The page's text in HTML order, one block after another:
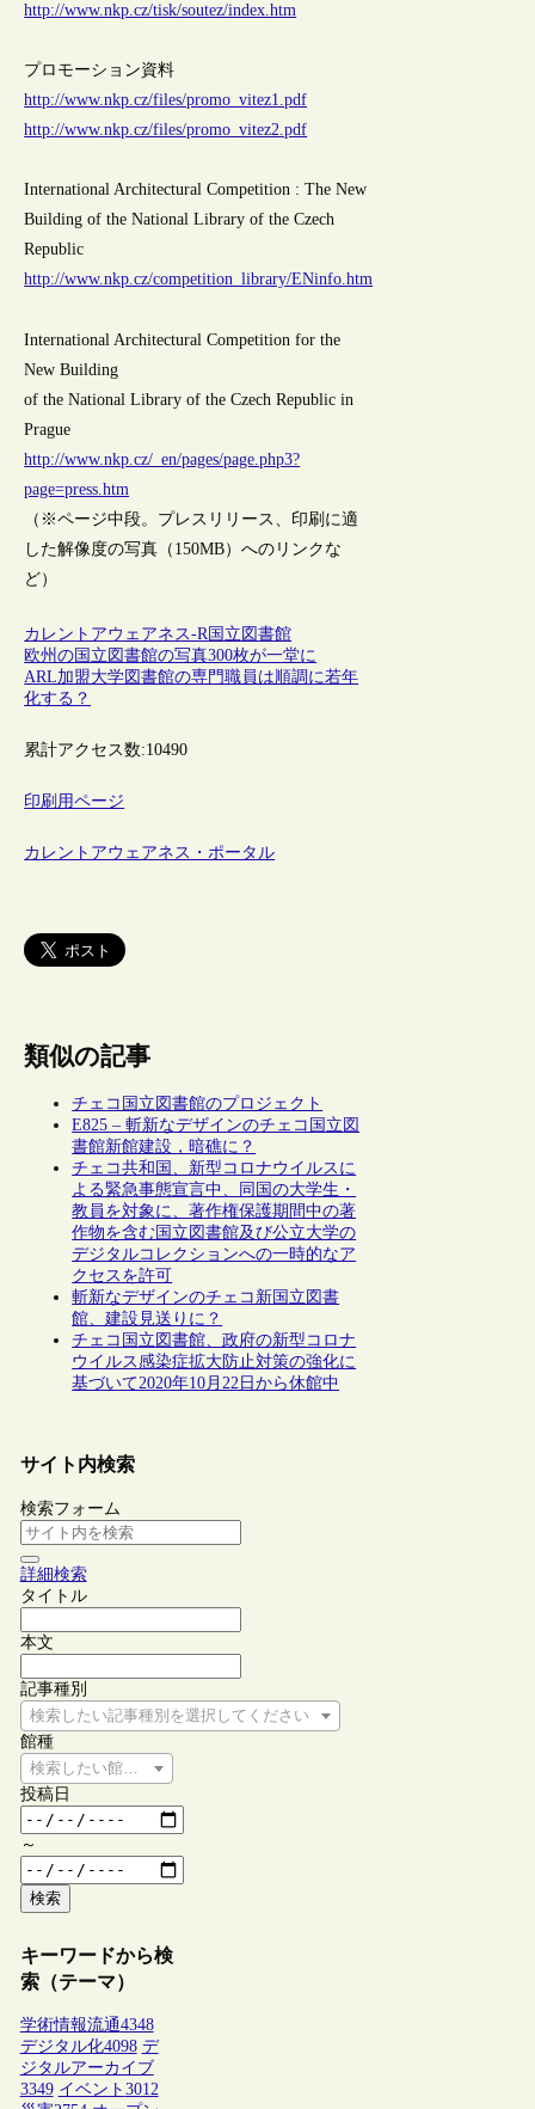
http://www.nkp.cz/tisk/soutez/index.htm
プロモーション資料
http://www.nkp.cz/files/promo_vitez1.pdf
http://www.nkp.cz/files/promo_vitez2.pdf
International Architectural Competition : The New
Building of the National Library of the Czech
Republic
http://www.nkp.cz/competition_library/ENinfo.htm
International Architectural Competition for the
New Building
of the National Library of the Czech Republic in
Prague
http://www.nkp.cz/_en/pages/page.php3?
page=press.htm
（※ページ中段。プレスリリース、印刷に適
した解像度の写真（150MB）へのリンクな
ど）
カレントアウェアネス-R 国立図書館
欧州の国立図書館の写真300枚が一堂に
ARL加盟大学図書館の専門職員は順調に若年
化する？
累計アクセス数:10490
印刷用ページ
カレントアウェアネス・ポータル
類似の記事
チェコ国立図書館のプロジェクト
E825 – 斬新なデザインのチェコ国立図
書館新館建設，暗礁に？
チェコ共和国、新型コロナウイルスに
よる緊急事態宣言中、同国の大学生・
教員を対象に、著作権保護期間中の著
作物を含む国立図書館及び公立大学の
デジタルコレクションへの一時的なア
クセスを許可
斬新なデザインのチェコ新国立図書
館、建設見送りに？
チェコ国立図書館、政府の新型コロナ
ウイルス感染症拡大防止対策の強化に
基づいて2020年10月22日から休館中
サイト内検索
検索フォーム
詳細検索
タイトル
本文
記事種別
検索したい記事種別を選択してください
館種
検索したい館種を選択してください
投稿日
～
検索
キーワードから検
索（テーマ）
学術情報流通4348
デジタル化4098 デ
ジタルアーカイブ
3349 イベント 3012